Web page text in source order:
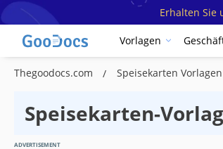
Erhalten Sie
Vorlagen
Thegoodocs.com Speisekarten Vorlagen
Speisekarten-
ADVERTISEMENT